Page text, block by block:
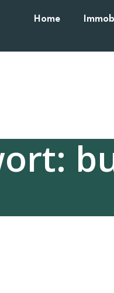
Home